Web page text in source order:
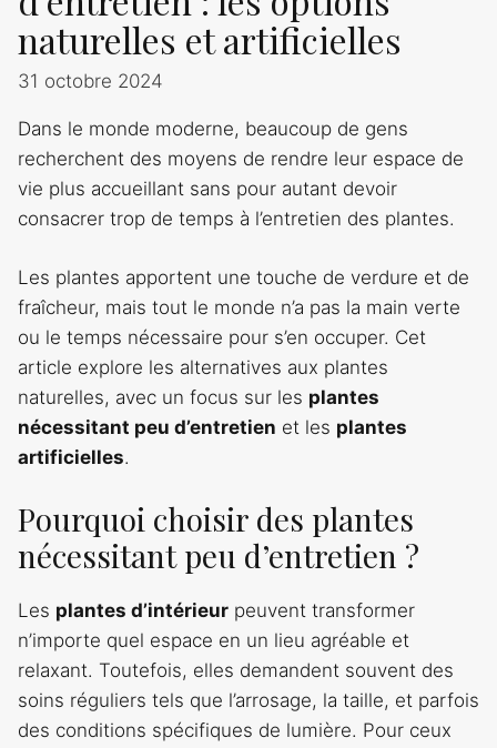
naturelles et artificielles
31 octobre 2024
Dans le monde moderne, beaucoup de gens
recherchent des moyens de rendre leur espace de
vie plus accueillant sans pour autant devoir
consacrer trop de temps à l’entretien des plantes.
Les plantes apportent une touche de verdure et de
fraîcheur, mais tout le monde n’a pas la main verte
ou le temps nécessaire pour s’en occuper. Cet
article explore les alternatives aux plantes
naturelles, avec un focus sur les plantes
nécessitant peu d’entretien et les plantes
artificielles.
Pourquoi choisir des plantes
nécessitant peu d’entretien ?
Les plantes d’intérieur peuvent transformer
n’importe quel espace en un lieu agréable et
relaxant. Toutefois, elles demandent souvent des
soins réguliers tels que l’arrosage, la taille, et parfois
des conditions spécifiques de lumière. Pour ceux